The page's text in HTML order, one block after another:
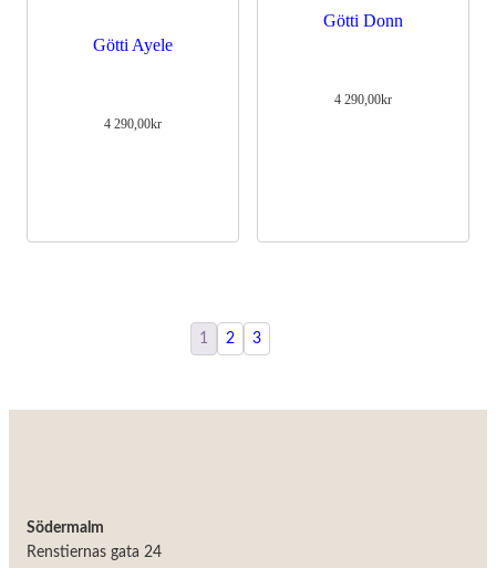
Götti Ayele
4 290,00kr
Götti Donn
4 290,00kr
1 2 3
Södermalm
Renstiernas gata 24